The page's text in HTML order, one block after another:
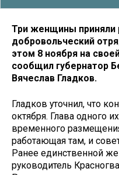
Три женщины приняли
добровольческий
этом 8 ноября на
сообщил губернатор
Вячеслав Гладков.
Гладков уточнил, что
октября. Глава одного
временного
работающая там, и
Ранее единственной
руководитель